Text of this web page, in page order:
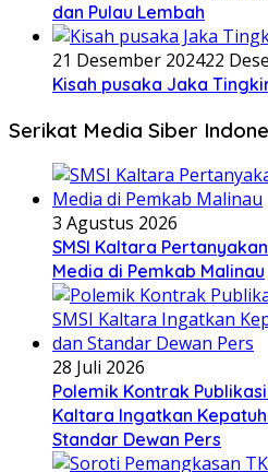
dan Pulau Lembah
21 Desember 202422
Kisah pusaka Jaka
Serikat Media Siber
3 Agustus 2026
SMSI Kaltara
Media di Pemkab Malinau
28 Juli 2026
Polemik Kontrak
Kaltara Ingatkan
Standar Dewan Pers